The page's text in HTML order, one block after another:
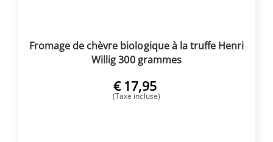
Fromage de chèvre biologique à la truffe Henri
Willig 300 grammes
€ 17,95
(Taxe incluse)